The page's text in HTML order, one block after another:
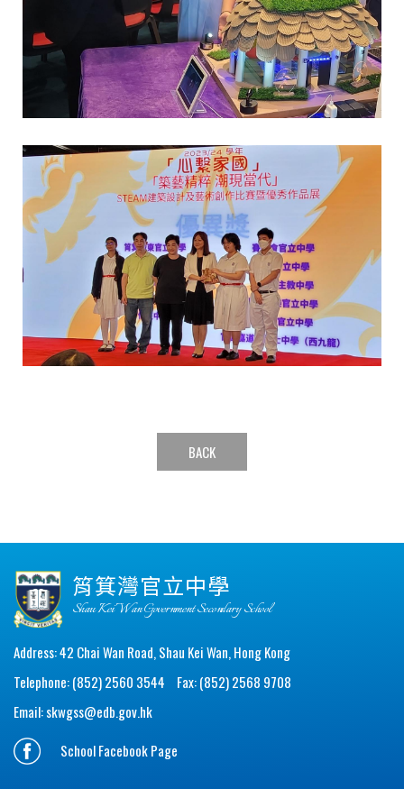
BACK
筲箕灣官立中學
Shau Kei Wan Government Secondary School
Address: 42 Chai Wan Road, Shau Kei Wan, Hong Kong
Telephone: (852) 2560 3544
Fax: (852) 2568 9708
Email:skwgss@edb.gov.hk
School Facebook Page